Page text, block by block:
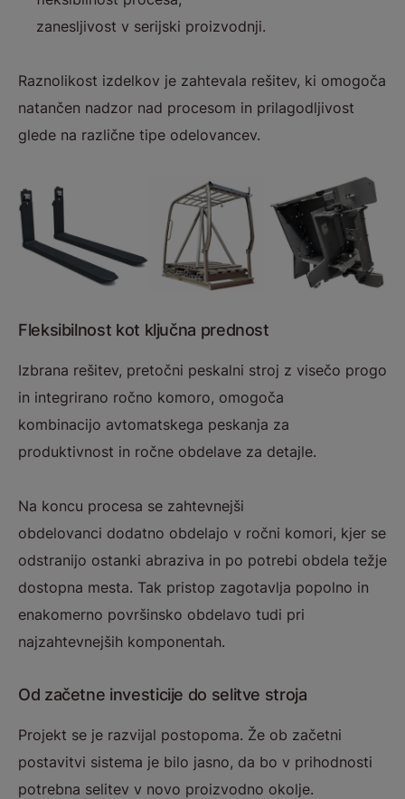
zanesljivost v serijski proizvodnji.
Raznolikost izdelkov je zahtevala rešitev, ki omogoča
natančen nadzor nad procesom in prilagodljivost
glede na različne tipe odelovancev.
Fleksibilnost kot ključna prednost
Izbrana rešitev, pretočni peskalni stroj z visečo progo
in integrirano ročno komoro, omogoča
kombinacijo avtomatskega peskanja za
produktivnost in ročne obdelave za detajle.
Na koncu procesa se zahtevnejši
obdelovanci dodatno obdelajo v ročni komori, kjer se
odstranijo ostanki abraziva in po potrebi obdela težje
dostopna mesta. Tak pristop zagotavlja popolno in
enakomerno površinsko obdelavo tudi pri
najzahtevnejših komponentah.
Od začetne investicije do selitve stroja
Projekt se je razvijal postopoma. Že ob začetni
postavitvi sistema je bilo jasno, da bo v prihodnosti
potrebna selitev v novo proizvodno okolje.